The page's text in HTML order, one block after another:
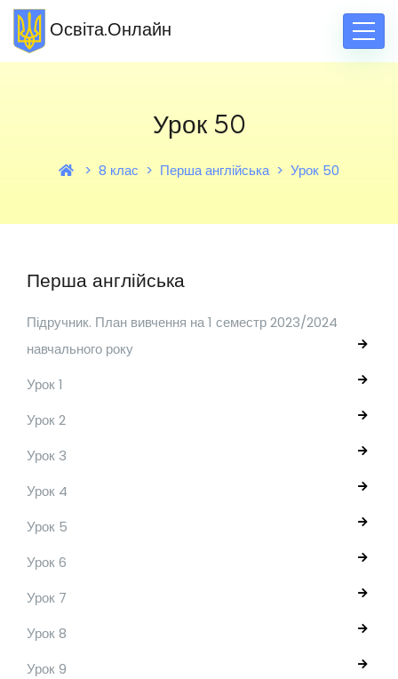
Освіта.Онлайн
Урок 50
8 клас Перша англійська Урок 50
Перша англійська
Підручник. План вивчення на 1 семестр 2023/2024
навчального року
Урок 1
Урок 2
Урок 3
Урок 4
Урок 5
Урок 6
Урок 7
Урок 8
Урок 9